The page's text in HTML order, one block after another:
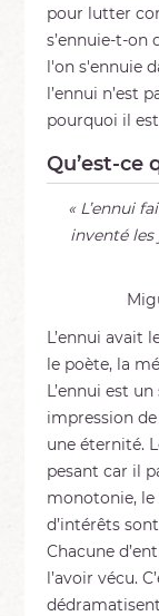
pour lutter
s’ennuie-t-on
l'on s'ennuie
l’ennui n’est
pourquoi il
Qu’est-ce
« L’ennui
inventé les
L’ennui avait
le poète, la
L’ennui est
impression
une éternité.
pesant car il
monotonie, le
d’intérêts
Chacune
l’avoir vécu.